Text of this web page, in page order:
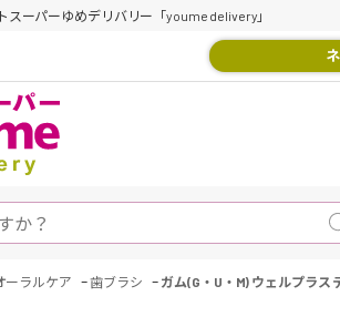
スーパーゆめデリバリー「youme delivery」
ーラルケア -歯ブラシ - ガム(G・U・M) ウェルプラス